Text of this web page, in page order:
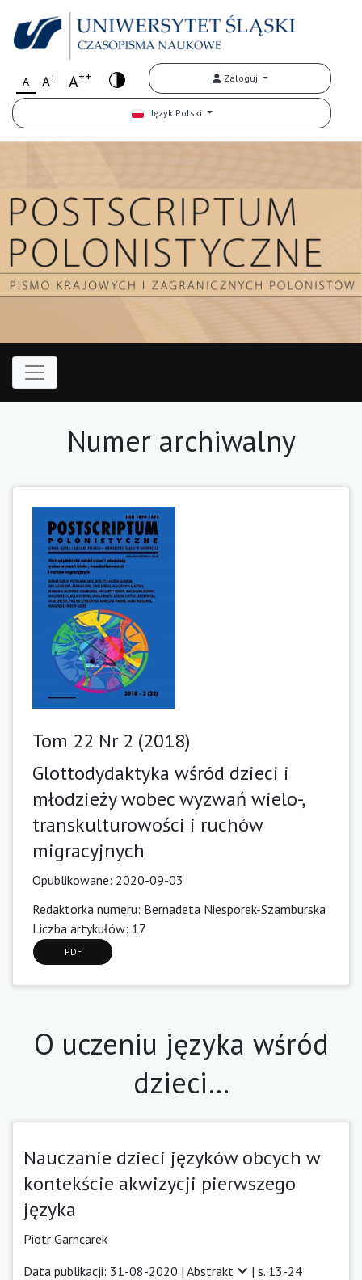
A A+ A++ Zaloguj
Język Polski
Numer archiwalny
Tom 22 Nr 2 (2018)
Glottodydaktyka wśród dzieci i
młodzieży wobec wyzwań wielo-,
transkulturowości i ruchów
migracyjnych
Opublikowane: 2020-09-03
Redaktorka numeru: Bernadeta Niesporek-Szamburska
Liczba artykułów: 17
PDF
O uczeniu języka wśród
dzieci…
Nauczanie dzieci języków obcych w
kontekście akwizycji pierwszego
języka
Piotr Garncarek
Data publikacji: 31-08-2020 | Abstrakt | s. 13-24